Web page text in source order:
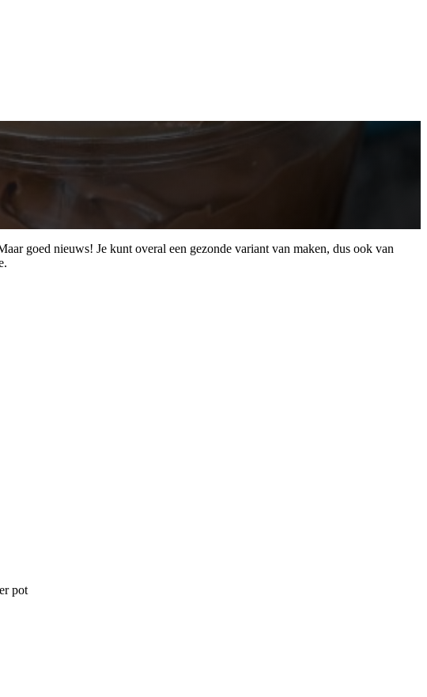
goed nieuws! Je kunt overal een gezonde variant van maken, dus ook van
pot